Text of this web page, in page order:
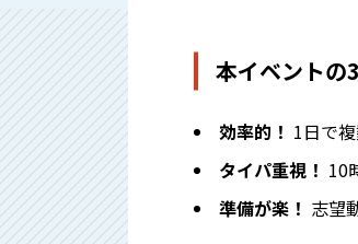
本イベントの
効率的！ 1日で
タイパ重視！ 10
準備が楽！ 志望